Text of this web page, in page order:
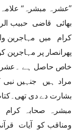
’’عشرہ مبشرہ‘‘
بھائی قاضی حبیب
کرام میں مہاجرین
پھرانصار پر
خاص حاصل ہے
مراد ہیں جنہیں
بشارت دے دی
مبشرہ صحابہ
ومناقب کو آیات